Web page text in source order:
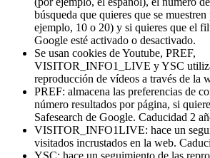
búsqueda que quieres que se
ejemplo, 10 o 20) y si quieres que el
Google esté activado o desactivado.
Se usan cookies de Youtube, PREF,
VISITOR_INFO1_LIVE y YSC
reproducción de vídeos a través de la
PREF: almacena las preferencias de
número resultados por página, si
Safesearch de Google. Caducidad 2
VISITOR_INFO1LIVE: hace un
visitados incrustados en la web.
YSC: hace un seguimiento de las